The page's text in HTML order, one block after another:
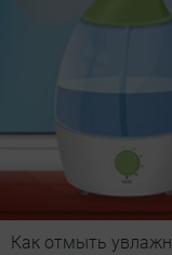
Как отмыть